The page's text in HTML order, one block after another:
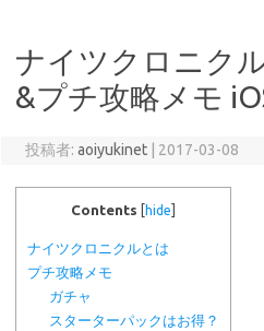
ナイツクロニク
&プチ攻略メモ
投稿者: aoiyukinet 2017-03-08
Contents [ hide
ナイツクロニクルとは
プチ攻略メモ
ガチャ
スターターパックはお得？